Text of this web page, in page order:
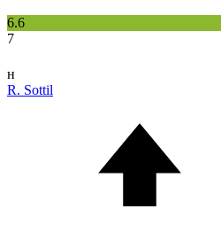
6.6
7
н
R. Sottil